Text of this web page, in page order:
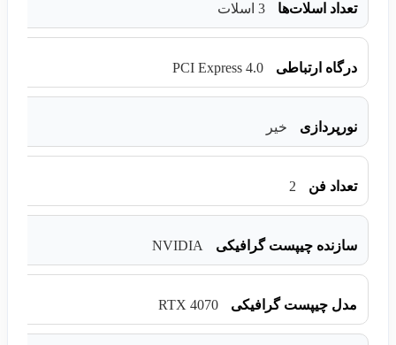
تعداد اسلات‌ها 3 اسلات
درگاه ارتباطی PCI Express 4.0
نورپردازی خیر
تعداد فن 2
سازنده چیپست گرافیکی NVIDIA
مدل چیپست گرافیکی RTX 4070